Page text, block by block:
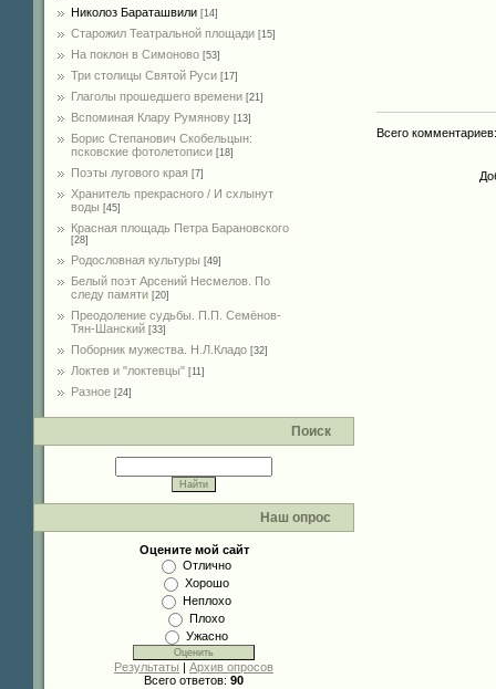
Николоз Бараташвили [14]
Cтарожил Театральной площади [15]
На поклон в Симоново [53]
Три столицы Святой Руси [17]
Глаголы прошедшего времени [21]
Вспоминая Клару Румянову [13]
Борис Степанович Скобельцын:
псковские фотолетописи [18]
Поэты лугового края [7]
Хранитель прекрасного / И схлынут
воды [45]
Красная площадь Петра Барановского
[28]
Родословная культуры [49]
Белый поэт Арсений Несмелов. По
следу памяти [20]
Преодоление судьбы. П.П. Семёнов-
Тян-Шанский [33]
Поборник мужества. Н.Л.Кладо [32]
Локтев и "локтевцы" [11]
Разное [24]
Поиск
Наш опрос
Оцените мой сайт
Отлично
Хорошо
Неплохо
Плохо
Ужасно
Результаты | Архив опросов
Всего ответов: 90
Всего комментариев